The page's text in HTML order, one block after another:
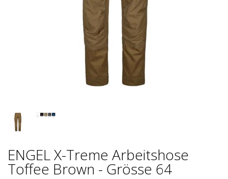
ENGEL X-Treme Arbeitshose
Toffee Brown - Grösse 64